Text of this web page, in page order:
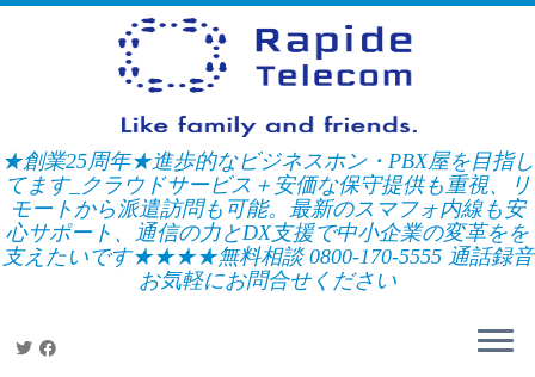
Skip
★創業25周年★進歩的なビジネスホン・PBX屋を目指し
てます_クラウドサービス＋安価な保守提供も重視、リ
モートから派遣訪問も可能。最新のスマフォ内線も安
心サポート、通信の力とDX支援で中小企業の変革をを
支えたいです★★★★無料相談 0800-170-5555 通話録音
お気軽にお問合せください